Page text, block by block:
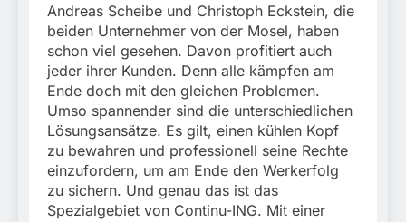
Andreas Scheibe und Christoph Eckstein, die
beiden Unternehmer von der Mosel, haben
schon viel gesehen. Davon profitiert auch
jeder ihrer Kunden. Denn alle kämpfen am
Ende doch mit den gleichen Problemen.
Umso spannender sind die unterschiedlichen
Lösungsansätze. Es gilt, einen kühlen Kopf
zu bewahren und professionell seine Rechte
einzufordern, um am Ende den Werkerfolg
zu sichern. Und genau das ist das
Spezialgebiet von Continu-ING. Mit einer